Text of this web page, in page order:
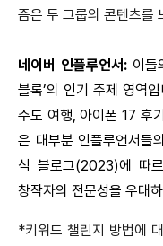
즘은 두 그룹의 콘텐츠를
네이버 인플루언서: 이들
블록’의 인기 주제 영역
주도 여행, 아이폰 17 후
은 대부분 인플루언서들
식 블로그(2023)에 따
창작자의 전문성을 우대
*키워드 챌린지 방법에